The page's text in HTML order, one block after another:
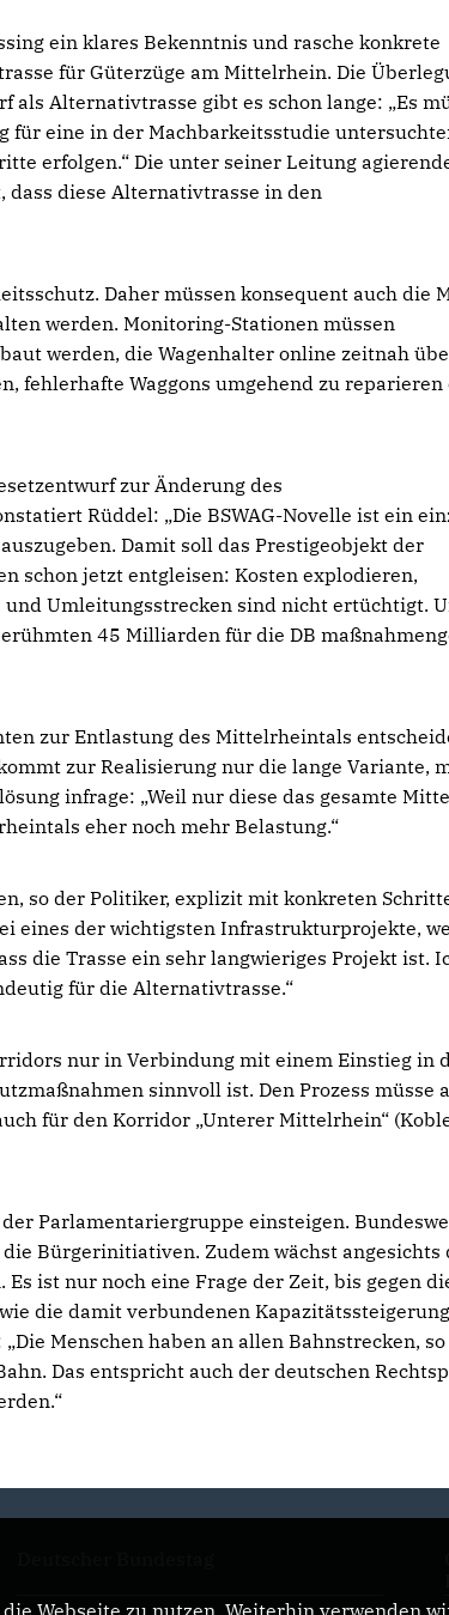
ein klares Bekenntnis und rasche konkrete
für Güterzüge am Mittelrhein. Die
Alternativtrasse gibt es schon lange: „Es
für eine in der Machbarkeitsstudie
erfolgen.“ Die unter seiner Leitung
diese Alternativtrasse in den
Daher müssen konsequent auch die
werden. Monitoring-Stationen müssen
werden, die Wagenhalter online zeitnah
fehlerhafte Waggons umgehend zu reparieren
zur Änderung des
Rüddel: „Die BSWAG-Novelle ist ein
Damit soll das Prestigeobjekt der
schon jetzt entgleisen: Kosten explodieren,
Umleitungsstrecken sind nicht ertüchtigt.
45 Milliarden für die DB
zur Entlastung des Mittelrheintals
zur Realisierung nur die lange Variante,
infrage: „Weil nur diese das gesamte
eher noch mehr Belastung.“
so der Politiker, explizit mit konkreten
eines der wichtigsten Infrastrukturprojekte,
die Trasse ein sehr langwieriges Projekt ist.
für die Alternativtrasse.“
nur in Verbindung mit einem Einstieg in
sinnvoll ist. Den Prozess müsse
für den Korridor „Unterer Mittelrhein“
Parlamentariergruppe einsteigen.
Bürgerinitiativen. Zudem wächst angesichts
ist nur noch eine Frage der Zeit, bis gegen
die damit verbundenen
Menschen haben an allen Bahnstrecken,
Das entspricht auch der deutschen
Webseite zu nutzen. Weiterhin verwenden